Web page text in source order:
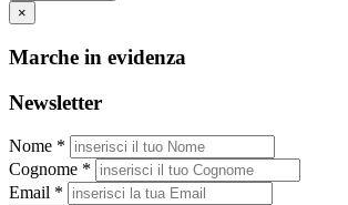
×
Marche in evidenza
Newsletter
Nome *
Cognome *
Email *